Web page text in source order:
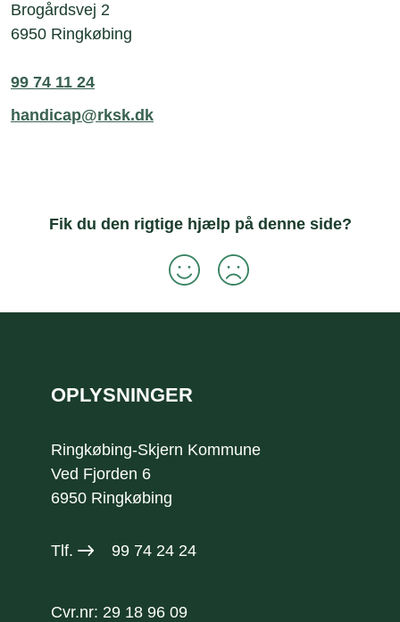
Brogårdsvej 2
6950 Ringkøbing
99 74 11 24
handicap@rksk.dk
Fik du den rigtige hjælp på denne side?
OPLYSNINGER
Ringkøbing-Skjern Kommune
Ved Fjorden 6
6950 Ringkøbing
Tlf. 99 74 24 24
Cvr.nr: 29 18 96 09